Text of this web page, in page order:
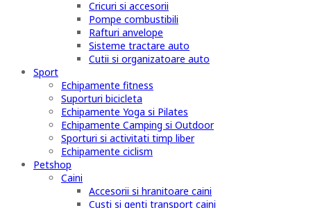
Cricuri si accesorii
Pompe combustibili
Rafturi anvelope
Sisteme tractare auto
Cutii si organizatoare auto
Sport
Echipamente fitness
Suporturi bicicleta
Echipamente Yoga si Pilates
Echipamente Camping si Outdoor
Sporturi si activitati timp liber
Echipamente ciclism
Petshop
Caini
Accesorii si hranitoare caini
Custi si genti transport caini